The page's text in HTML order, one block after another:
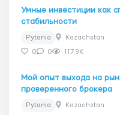
Умные инвестиции как
стабильности
Pytania Kazachstan
0 0 117.9K
Мой опыт выхода на
проверенного брокера
Pytania Kazachstan